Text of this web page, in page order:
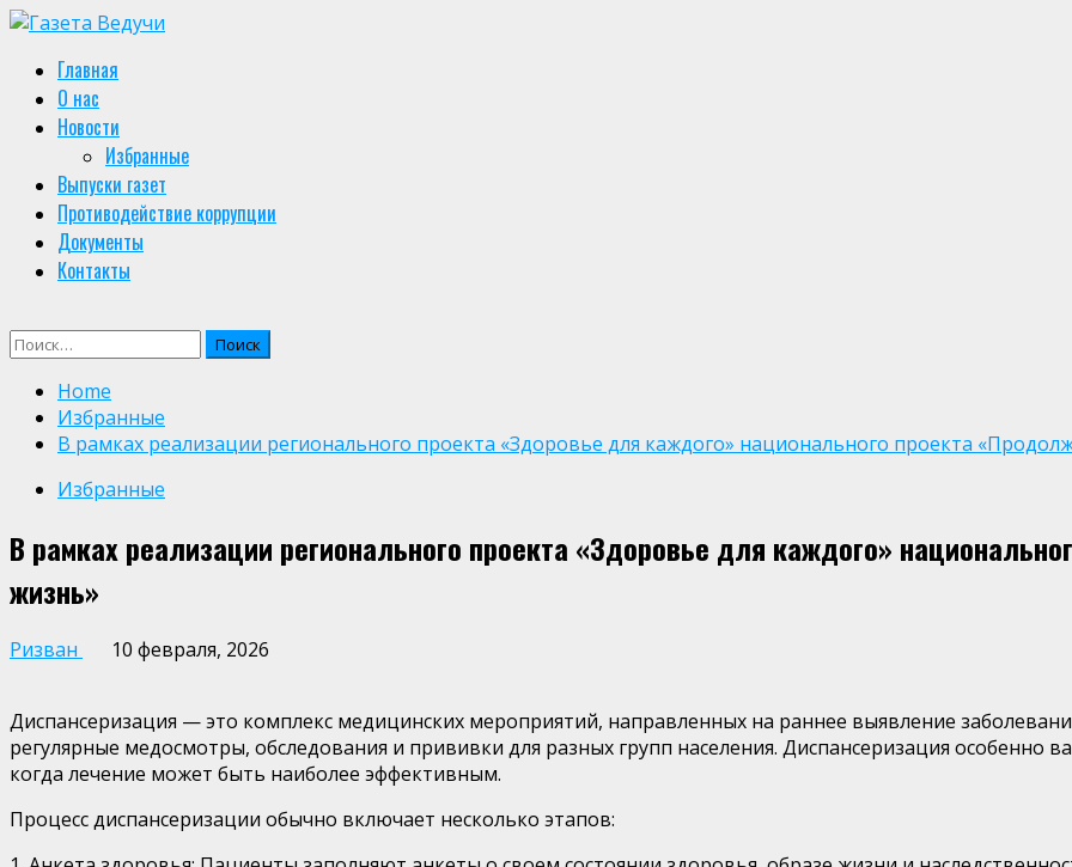
Skip
content
Primary
Menu
Главная
О нас
Новости
Избранные
Выпуски газет
Противодействие коррупции
Документы
Контакты
Найти:
Home
Избранные
В рамках реализации регионального проекта «Здоровье для каждого» национального проекта
Избранные
В рамках реализации регионального проекта «Здоровье для каждого»
жизнь»
Ризван 10 февраля, 2026
Диспансеризация — это комплекс медицинских мероприятий, направленных на раннее выявление
регулярные медосмотры, обследования и прививки для разных групп населения. Диспансеризация особенно
когда лечение может быть наиболее эффективным.
Процесс диспансеризации обычно включает несколько этапов: